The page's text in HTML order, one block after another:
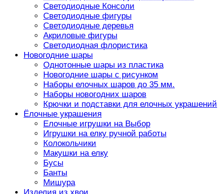
Светодиодные Консоли
Светодиодные фигуры
Светодиодные деревья
Акриловые фигуры
Светодиодная флористика
Новогодние шары
Однотонные шары из пластика
Новогодние шары с рисунком
Наборы елочных шаров до 35 мм.
Наборы новогодних шаров
Крючки и подставки для елочных украшений
Ёлочные украшения
Елочные игрушки на Выбор
Игрушки на елку ручной работы
Колокольчики
Макушки на елку
Бусы
Банты
Мишура